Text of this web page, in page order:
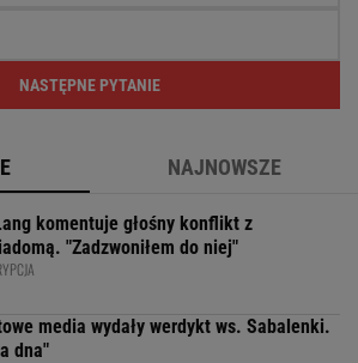
NASTĘPNE PYTANIE
NAJNOWSZE
komentuje głośny konflikt z
"Zadzwoniłem do niej"
media wydały werdykt ws. Sabalenki.
dna"